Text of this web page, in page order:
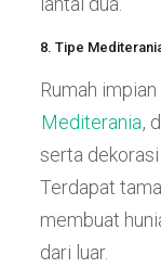
8. Tipe
Rumah
Mediterania,
serta
Terdapat
membuat
dari luar.